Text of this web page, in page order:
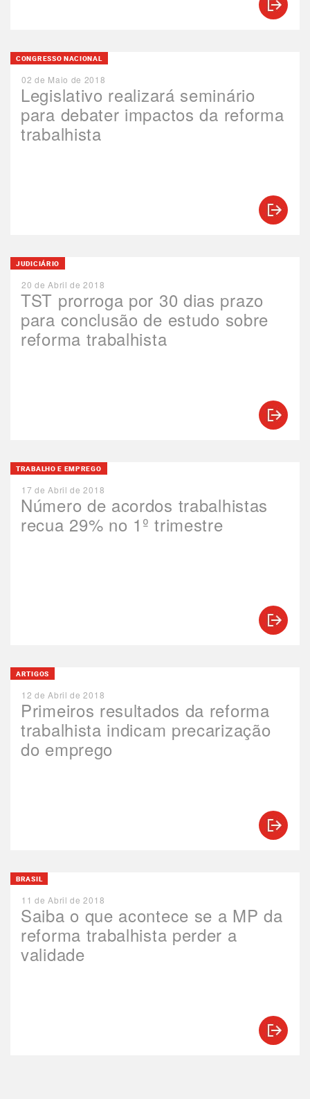
Legislativo realizará seminário
para debater impactos da reforma
trabalhista
CONGRESSO NACIONAL
02 de Maio de 2018
TST prorroga por 30 dias prazo
para conclusão de estudo sobre
reforma trabalhista
JUDICIÁRIO
20 de Abril de 2018
Número de acordos trabalhistas
recua 29% no 1º trimestre
TRABALHO E EMPREGO
17 de Abril de 2018
Primeiros resultados da reforma
trabalhista indicam precarização
do emprego
ARTIGOS
12 de Abril de 2018
Saiba o que acontece se a MP da
reforma trabalhista perder a
validade
BRASIL
11 de Abril de 2018